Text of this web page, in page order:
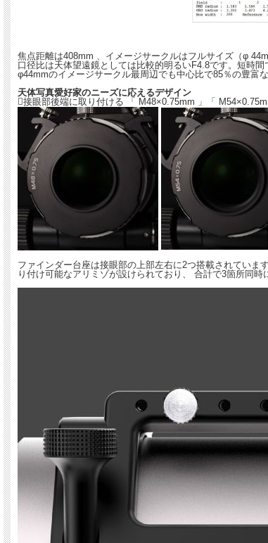
焦点距離は408mm 、イメージサークルはフルサイズ（φ
口径比は天体望遠鏡としては比較的明るいF4.8です。短時
φ44mmのイメージサークル最周辺でも中心比で85％の豊富
天体写真愛好家のニーズに応えるデザイン
接眼部後端に取り付ける 「 M48×0.75mm 」「
ファインダー台座は接眼部の上部左右に2つ搭載されてい
り付け可能なアリミゾが設けられており、 合計で3箇所同時